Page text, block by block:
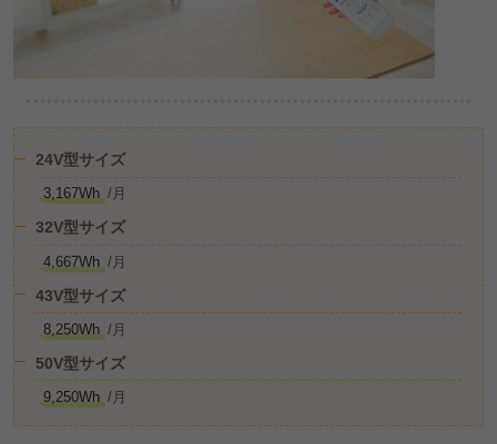
24V型サイズ
3,167Wh /月
32V型サイズ
4,667Wh /月
43V型サイズ
8,250Wh /月
50V型サイズ
9,250Wh /月